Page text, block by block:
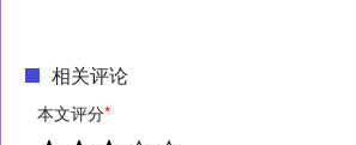
相关评论
本文评分*